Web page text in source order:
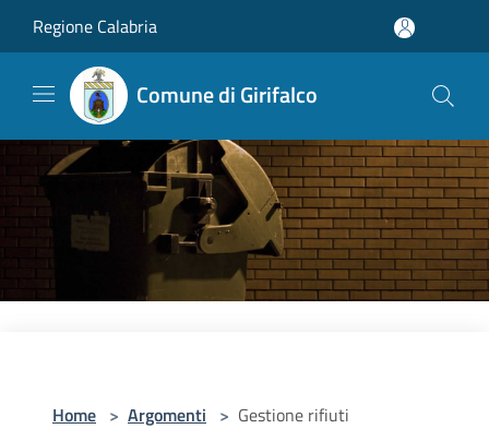
Regione Calabria
Comune di Girifalco
Home > Argomenti > Gestione rifiuti